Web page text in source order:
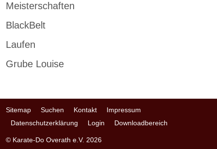
Meisterschaften
BlackBelt
Laufen
Grube Louise
Sitemap Suchen Kontakt
Impressum
Datenschutzerklärung
Login Downloadbereich
© Karate-Do Overath e.V. 2026